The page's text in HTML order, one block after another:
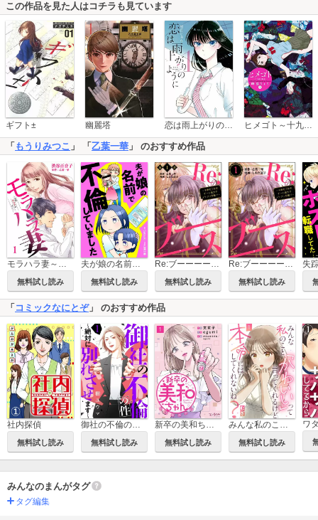
この作品を見た人はコチラも見ています
ギフト± 幽麗塔 恋は雨上がりのように ヒメゴト～十九歳の制服～
「 もうりみつこ 」 「 乙葉一華 」 のおすすめ作品
モラハラ妻～全部あなたのせい～
無料試し読み
夫が娘の名前で不倫していました
無料試し読み
Re:ブーーーース ～干物モブ女がチート能力でイケメン攻略!?～（分冊版）
無料試し読み
Re:ブーーーース ～干物モブ女がチート能力でイケメン攻略!?～
無料試し読み
「 コミックなにとぞ」 のおすすめ作品
社内探偵
無料試し読み
御社の不倫の件～絶対に別れさせます～
無料試し読み 無料試し読み
みんな私のこと「かわいい」って言ってくれるけど本命にはしてくれないね？
無料試し読み
みんなのまんがタグ
タグ編集